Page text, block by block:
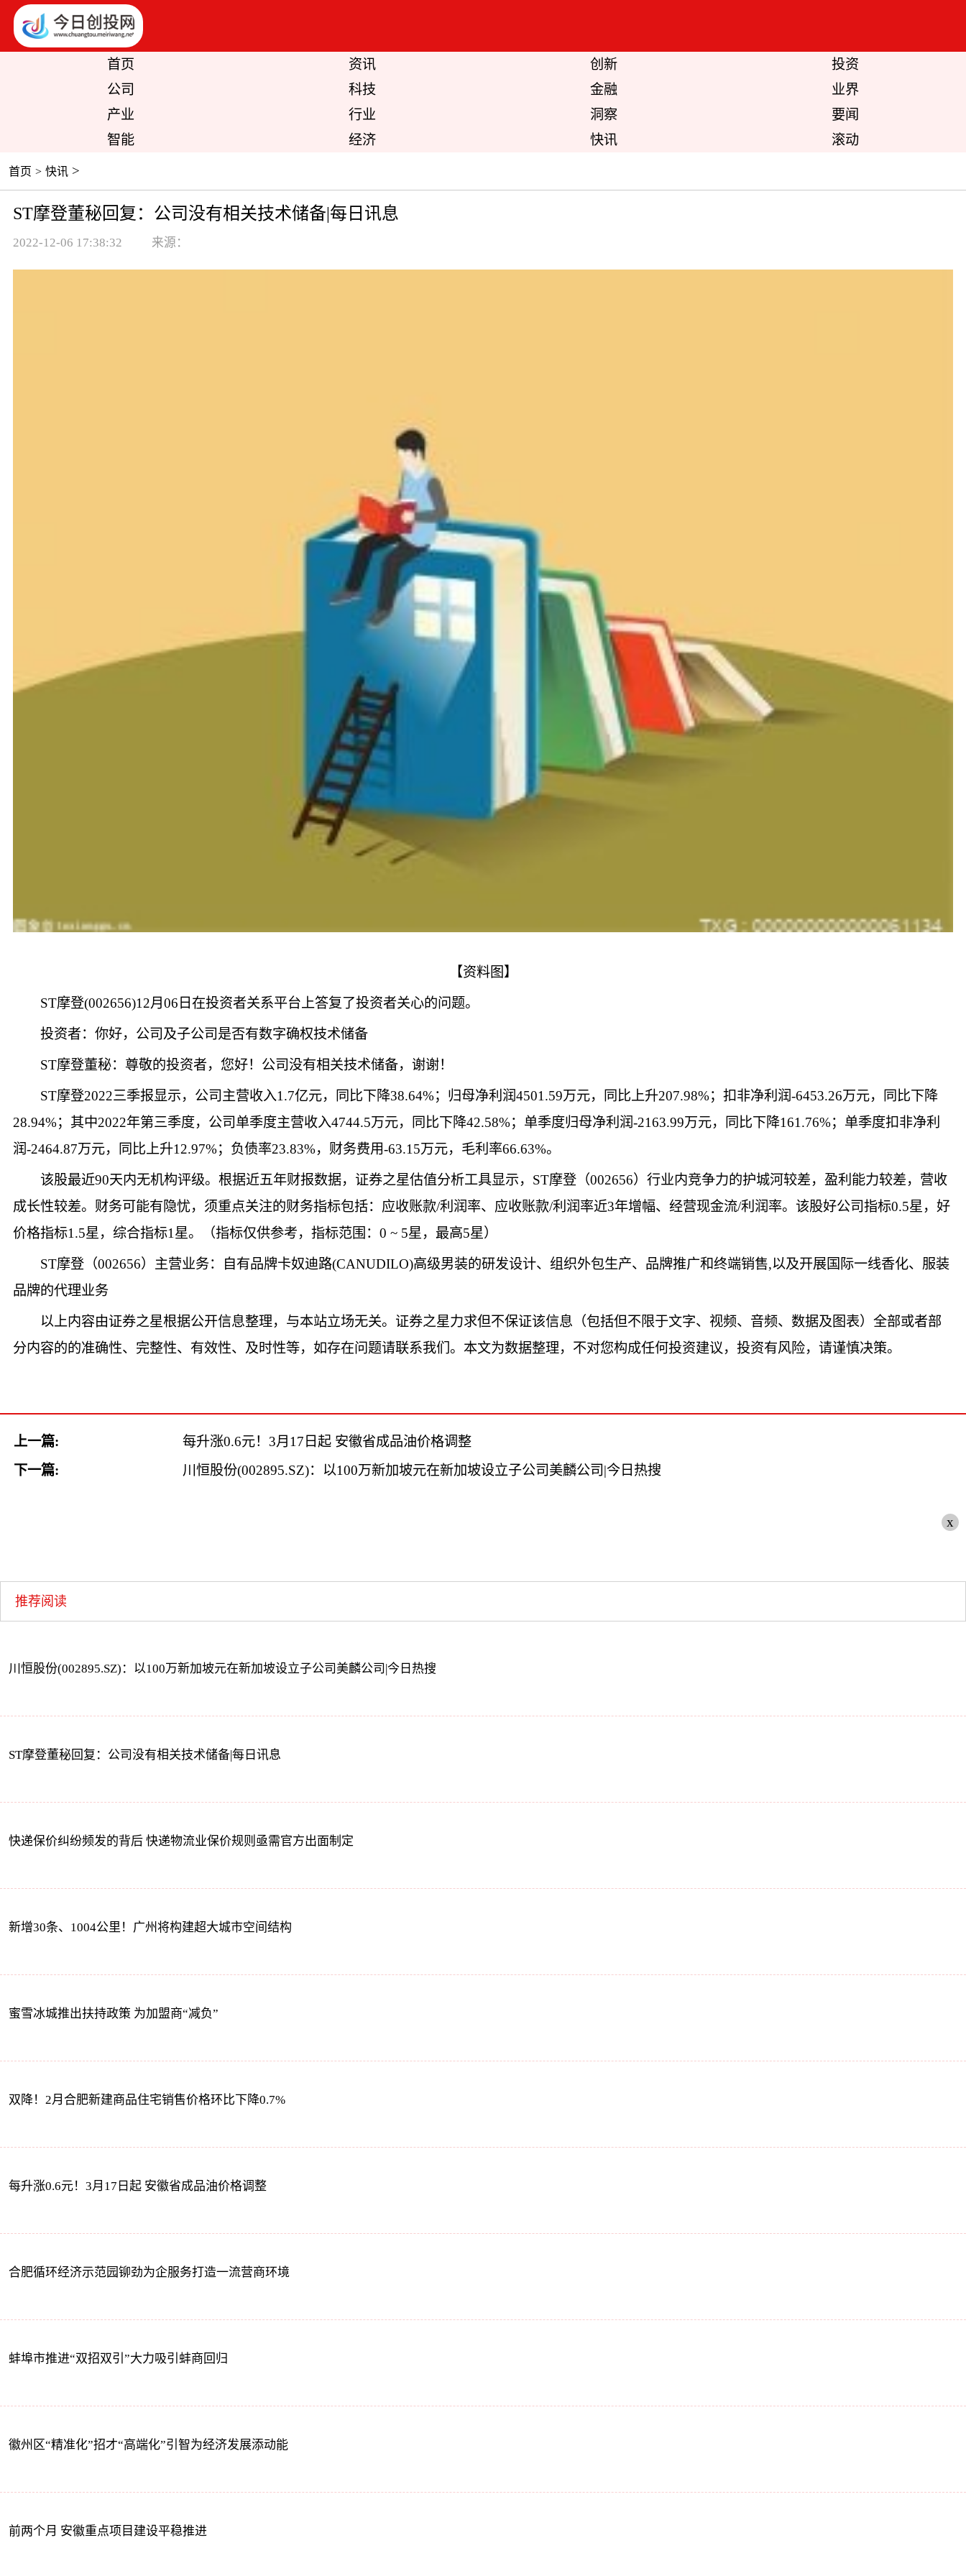
首页 资讯 创新
投资
公司
科技 金融
业界
产业
行业 洞察
要闻
智能
经济 快讯 滚动
首页 > 快讯 >
ST摩登董秘回复：公司没有相关技术储备|每日讯息
2022-12-06 17:38:32 来源：
【资料图】
ST摩登(002656)12月06日在投资者关系平台上答复了投资者关心的问题。
投资者：你好，公司及子公司是否有数字确权技术储备
ST摩登董秘：尊敬的投资者，您好！公司没有相关技术储备，谢谢！
ST摩登2022三季报显示，公司主营收入1.7亿元，同比下降38.64%；归母净利润4501.59万元，同比上升207.98%；扣非净利润-6453.26万元，同比下降
28.94%；其中2022年第三季度，公司单季度主营收入4744.5万元，同比下降42.58%；单季度归母净利润-2163.99万元，同比下降161.76%；单季度扣非净利
润-2464.87万元，同比上升12.97%；负债率23.83%，财务费用-63.15万元，毛利率66.63%。
该股最近90天内无机构评级。根据近五年财报数据，证券之星估值分析工具显示，ST摩登（002656）行业内竞争力的护城河较差，盈利能力较差，营收
成长性较差。财务可能有隐忧，须重点关注的财务指标包括：应收账款/利润率、应收账款/利润率近3年增幅、经营现金流/利润率。该股好公司指标0.5星，好
价格指标1.5星，综合指标1星。（指标仅供参考，指标范围：0 ~ 5星，最高5星）
ST摩登（002656）主营业务：自有品牌卡奴迪路(CANUDILO)高级男装的研发设计、组织外包生产、品牌推广和终端销售,以及开展国际一线香化、服装
品牌的代理业务
以上内容由证券之星根据公开信息整理，与本站立场无关。证券之星力求但不保证该信息（包括但不限于文字、视频、音频、数据及图表）全部或者部
分内容的的准确性、完整性、有效性、及时性等，如存在问题请联系我们。本文为数据整理，不对您构成任何投资建议，投资有风险，请谨慎决策。
上一篇:
每升涨0.6元！3月17日起 安徽省成品油价格调整
下一篇:
川恒股份(002895.SZ)：以100万新加坡元在新加坡设立子公司美麟公司|今日热搜
x
推荐阅读
川恒股份(002895.SZ)：以100万新加坡元在新加坡设立子公司美麟公司|今日热搜
ST摩登董秘回复：公司没有相关技术储备|每日讯息
快递保价纠纷频发的背后 快递物流业保价规则亟需官方出面制定
新增30条、1004公里！广州将构建超大城市空间结构
蜜雪冰城推出扶持政策 为加盟商“减负”
双降！2月合肥新建商品住宅销售价格环比下降0.7%
每升涨0.6元！3月17日起 安徽省成品油价格调整
合肥循环经济示范园铆劲为企服务打造一流营商环境
蚌埠市推进“双招双引”大力吸引蚌商回归
徽州区“精准化”招才“高端化”引智为经济发展添动能
前两个月 安徽重点项目建设平稳推进